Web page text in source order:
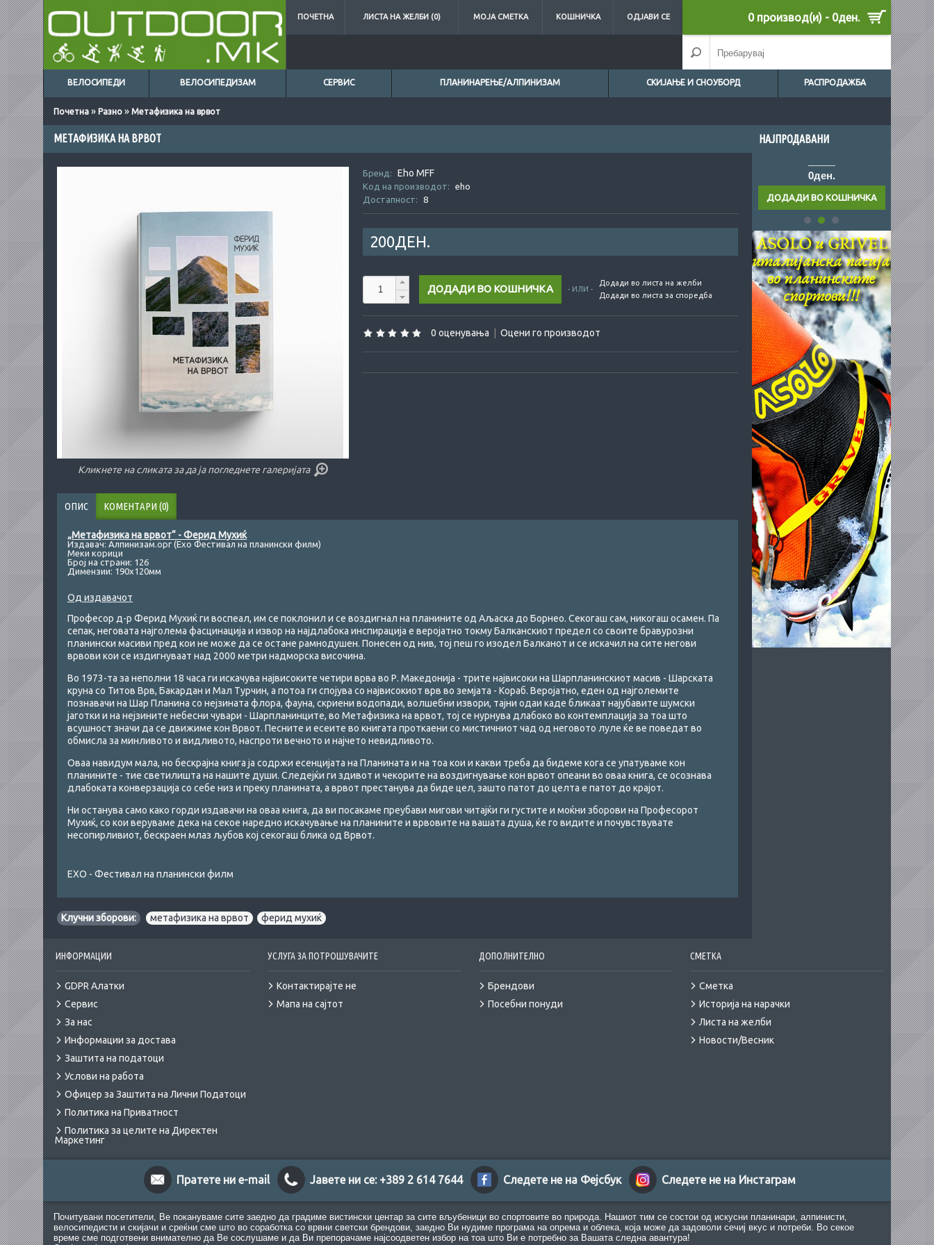
ПОЧЕТНА ЛИСТА НА ЖЕЛБИ (0) МОЈА СМЕТКА КОШНИЧКА ОДЈАВИ СЕ 0 производ(и) - 0ден.
ВЕЛОСИПЕДИ ВЕЛОСИПЕДИЗАМ СЕРВИС ПЛАНИНАРЕЊЕ/АЛПИНИЗАМ СКИЈАЊЕ И СНОУБОРД РАСПРОДАЖБА
Почетна » Разно » Метафизика на врвот
НАЈПРОДАВАНИ
0ден.
МЕТАФИЗИКА НА ВРВОТ
Кликнете на сликата за да ја погледнете галеријата
Бренд: Eho MFF
Код на производот:
eho
Достапност:
8
200ДЕН.
- ИЛИ -
Додади во листа на желби
Додади во листа за споредба
0 оценувања Оцени го производот
ОПИС КОМЕНТАРИ (0)
„Метафизика на врвот“ - Ферид Мухиќ
Издавач: Алпинизам.орг (Ехо Фестивал на планински филм)
Меки корици
Број на страни: 126
Димензии: 190х120мм
Од издавачот
Професор д-р Ферид Мухиќ ги воспеал, им се поклонил и се воздигнал на планините од Аљаска до Борнео. Секогаш сам, никогаш осамен. Па
сепак, неговата најголема фасцинација и извор на најдлабока инспирација е веројатно токму Балканскиот предел со своите бравурозни
планински масиви пред кои не може да се остане рамнодушен. Понесен од нив, тој пеш го изодел Балканот и се искачил на сите негови
врвови кои се издигнуваат над 2000 метри надморска височина.
Во 1973-та за неполни 18 часа ги искачува највисоките четири врва во Р. Македонија - трите највисоки на Шарпланинскиот масив - Шарската
круна со Титов Врв, Бакардан и Мал Турчин, а потоа ги спојува со највисокиот врв во земјата - Кораб. Веројатно, еден од најголемите
познавачи на Шар Планина со нејзината флора, фауна, скриени водопади, волшебни извори, тајни одаи каде бликаат најубавите шумски
јаготки и на нејзините небесни чувари - Шарпланинците, во Метафизика на врвот, тој се нурнува длабоко во контемплација за тоа што
всушност значи да се движиме кон Врвот. Песните и есеите во книгата проткаени со мистичниот чад од неговото луле ќе ве поведат во
обмисла за минливото и видливото, наспроти вечното и најчето невидливото.
Оваа навидум мала, но бескрајна книга ја содржи есенцијата на Планината и на тоа кои и какви треба да бидеме кога се упатуваме кон
планините - тие светилишта на нашите души. Следејќи ги здивот и чекорите на воздигнување кон врвот опеани во оваа книга, се осознава
длабоката конверзација со себе низ и преку планината, а врвот престанува да биде цел, зашто патот до целта е патот до крајот.
Ни останува само како горди издавачи на оваа книга, да ви посакаме преубави мигови читајќи ги густите и моќни зборови на Професорот
Мухиќ, со кои веруваме дека на секое наредно искачување на планините и врвовите на вашата душа, ќе го видите и почувствувате
несопирливиот, бескраен млаз љубов кој секогаш блика од Врвот.
ЕХО - Фестивал на планински филм
Клучни зборови: метафизика на врвот ферид мухиќ
ИНФОРМАЦИИ
GDPR Алатки
Сервис
За нас
Информации за достава
Заштита на податоци
Услови на работа
Офицер за Заштита на Лични Податоци
Политика на Приватност
Политика за целите на Директен
Маркетинг
УСЛУГА ЗА ПОТРОШУВАЧИТЕ
Контактирајте не
Мапа на сајтот
ДОПОЛНИТЕЛНО
Брендови
Посебни понуди
СМЕТКА
Сметка
Историја на нарачки
Листа на желби
Новости/Весник
Пратете ни e-mail Јавете ни се: +389 2 614 7644 Следете не на Фејсбук Следете не на Инстаграм
Почитувани посетители, Ве покануваме сите заедно да градиме вистински центар за сите вљубеници во спортовите во природа. Нашиот тим се состои од искусни планинари, алпинисти,
велосипедисти и скијачи и среќни сме што во соработка со врвни светски брендови, заедно Ви нудиме програма на опрема и облека, која може да задоволи сечиј вкус и потреби. Во секое
време сме подготвени внимателно да Ве сослушаме и да Ви препорачаме најсоодветен избор на тоа што Ви е потребно за Вашата следна авантура!